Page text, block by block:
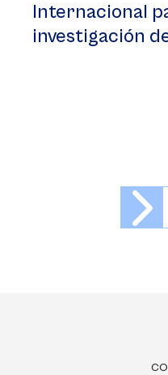
Internacional
investigación